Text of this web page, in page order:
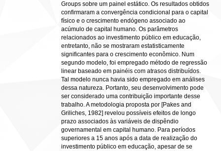
Groups sobre um painel estático. Os resultados obtidos
confirmaram a convergência condicional para o capital
físico e o crescimento endógeno associado ao
acúmulo de capital humano. Os parâmetros
relacionados ao investimento público em educação,
entretanto, não se mostraram estatisticamente
significantes para o crescimento econômico. Num
segundo modelo, foi empregado método de regressão
linear baseado em painéis com atrasos distribuídos.
Tal modelo nunca havia sido empregado em análises
dessa natureza. Portanto, seu desenvolvimento pode
ser considerado uma contribuição importante desse
trabalho. A metodologia proposta por [Pakes and
Griliches, 1982] revelou possíveis efeitos de longo
prazo associados às variáveis de dispêndio
governamental em capital humano. Para períodos
superiores a 15 anos após a data de realização do
investimento público em educação, apesar de se